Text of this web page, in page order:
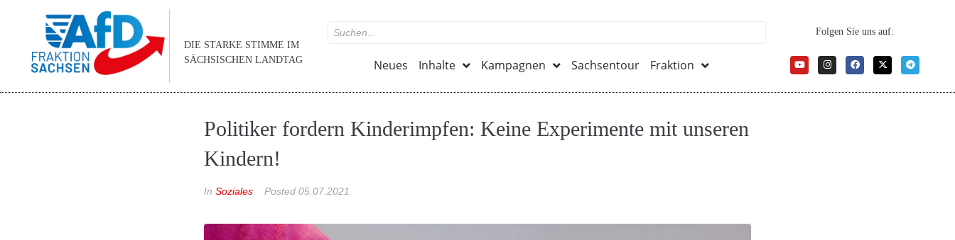
DIE STARKE STIMME IM
SÄCHSISCHEN LANDTAG
Neues Inhalte Kampagnen Sachsentour Fraktion
Folgen Sie uns auf:
Politiker fordern Kinderimpfen: Keine Experimente mit unseren
Kindern!
In Soziales Posted 05.07.2021